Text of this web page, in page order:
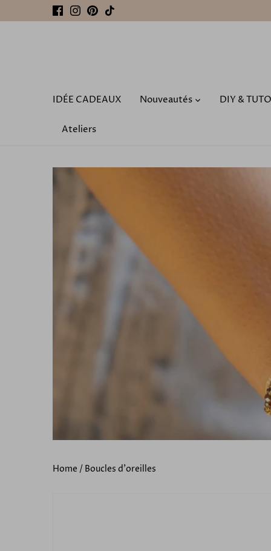
au
IDÉE CADEAUX Nouveautés DIY &
Ateliers
Home / Boucles d'oreilles